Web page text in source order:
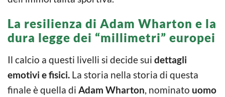
La resilienza di Adam Wharton e la
dura legge dei “millimetri” europei
Il calcio a questi livelli si decide sui dettagli
emotivi e fisici. La storia nella storia di questa
finale è quella di Adam Wharton, nominato uomo